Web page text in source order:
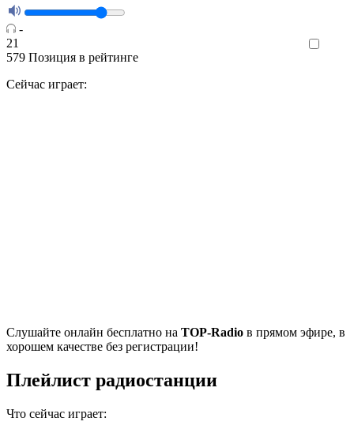
-
21
579 Позиция в рейтинге
Сейчас играет:
Cлушайте онлайн бесплатно на TOP-Radio в прямом эфире, в
хорошем качестве без регистрации!
Плейлист радиостанции
Что сейчас играет: